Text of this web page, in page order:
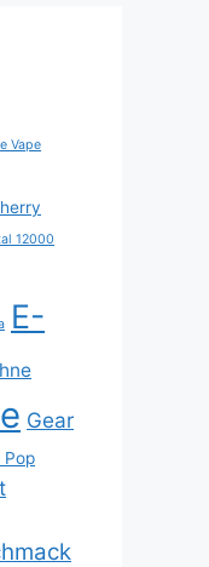
Vape
12000
E-
Gear
Pop